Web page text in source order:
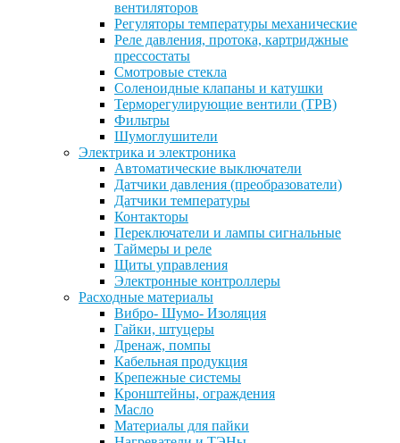
вентиляторов
Регуляторы температуры механические
Реле давления, протока, картриджные
прессостаты
Смотровые стекла
Соленоидные клапаны и катушки
Терморегулирующие вентили (ТРВ)
Фильтры
Шумоглушители
Электрика и электроника
Автоматические выключатели
Датчики давления (преобразователи)
Датчики температуры
Контакторы
Переключатели и лампы сигнальные
Таймеры и реле
Щиты управления
Электронные контроллеры
Расходные материалы
Вибро- Шумо- Изоляция
Гайки, штуцеры
Дренаж, помпы
Кабельная продукция
Крепежные системы
Кронштейны, ограждения
Масло
Материалы для пайки